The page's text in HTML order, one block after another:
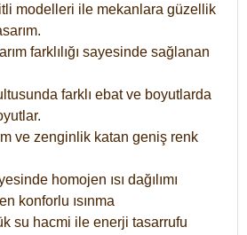
modelleri ile mekanlara güzellik
farklılığı sayesinde sağlanan
farklı ebat ve boyutlarda
ve zenginlik katan geniş renk
homojen ısı dağılımı
konforlu ısınma
su hacmi ile enerji tasarrufu